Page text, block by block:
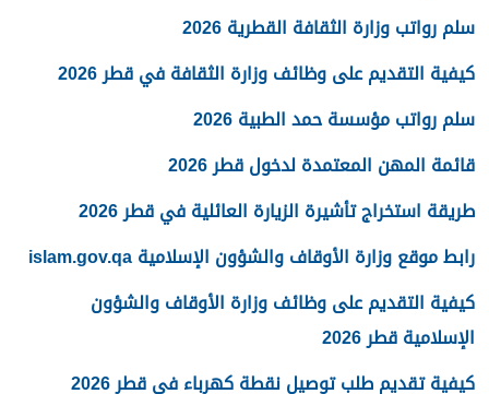
سلم رواتب وزارة الثقافة القطرية 2026
كيفية التقديم على وظائف وزارة الثقافة في قطر 2026
سلم رواتب مؤسسة حمد الطبية 2026
قائمة المهن المعتمدة لدخول قطر 2026
طريقة استخراج تأشيرة الزيارة العائلية في قطر 2026
رابط موقع وزارة الأوقاف والشؤون الإسلامية islam.gov.qa
كيفية التقديم على وظائف وزارة الأوقاف والشؤون
الإسلامية قطر 2026
كيفية تقديم طلب توصيل نقطة كهرباء في قطر 2026